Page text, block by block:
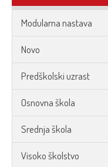
Modularna nastava
Novo
Predškolski uzrast
Osnovna škola
Srednja škola
Visoko školstvo